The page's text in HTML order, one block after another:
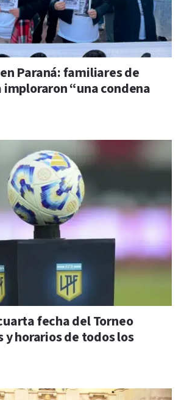
Paraná: familiares de
imploraron “una condena
fecha del Torneo
y horarios de todos los